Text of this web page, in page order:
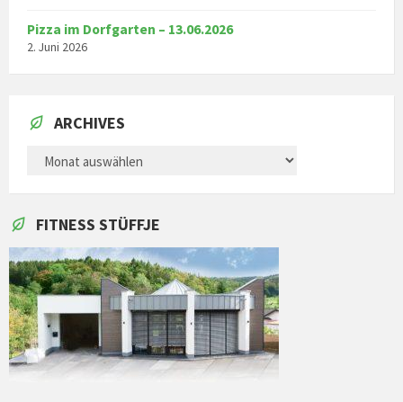
Pizza im Dorfgarten – 13.06.2026
2. Juni 2026
ARCHIVES
ARCHIVES
FITNESS STÜFFJE